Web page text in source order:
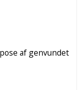
af genvundet